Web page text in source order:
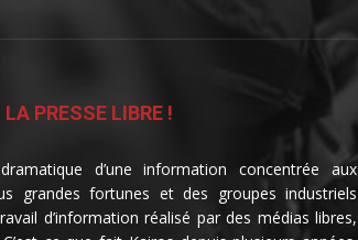
PRESSE LIBRE !
d’une information concentrée aux
grandes fortunes et des groupes industriels
d’information réalisé par des médias libres,